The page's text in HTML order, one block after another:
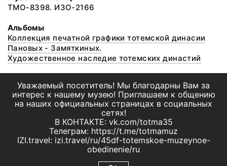
ТМО-8398. ИЗО-2166
Альбомы
Коллекция печатной графики тотемской динасии
Пановых - Замяткиных.
Художественное наследие тотемских династий
Уважаемый посетитель! Мы благодарны Вам за
интерес к нашему музею! Приглашаем к общению
на наших официальных страницах в социальных
сетях!
В КОНТАКТЕ: vk.com/totma35
Телеграм: https://t.me/totmamuz
IZI.travel: izi.travel/ru/45df-totemskoe-muzeynoe-
obedinenie/ru